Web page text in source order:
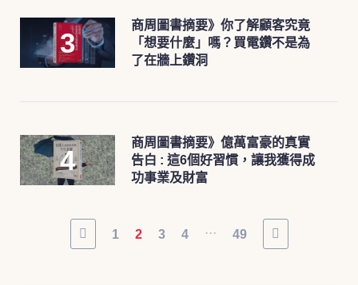
商周圖書摘要》你了解顧客究竟
「想要什麼」嗎？買電鑽不是為
了在牆上鑽洞
商周圖書摘要》億萬富豪的真實
告白 : 這6個好習慣，讓我獲得成
功事業及財富
1 2 3 4 ... 49